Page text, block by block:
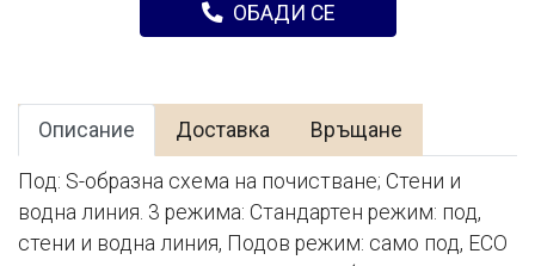
ОБАДИ СЕ
Описание Доставка Връщане
Под: S-образна схема на почистване; Стени и
водна линия. 3 режима: Стандартен режим: под,
стени и водна линия, Подов режим: само под, ECO